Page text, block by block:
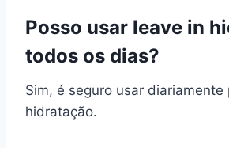
Posso usar leave in
todos os dias?
Sim, é seguro usar diariamente
hidratação.